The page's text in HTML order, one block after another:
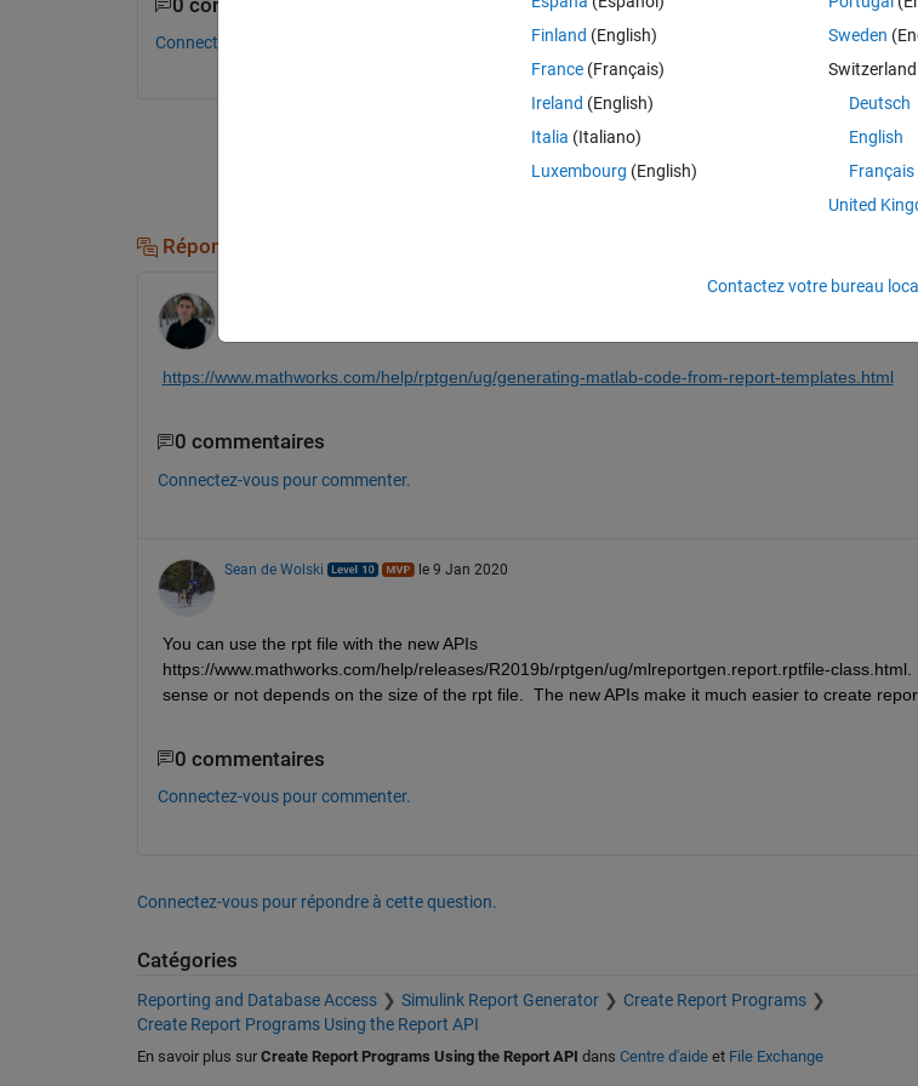
0 commentaires
Connectez-vous pour commenter.
Connectez-
Réponses (2)
https://www.mathworks.com/help/rptgen/ug/generating-matlab-code-from-report-templates.html
0 commentaires
Connectez-vous pour commenter.
Sean de Wolski le 9 Jan 2020
You can use the rpt file with the new APIs
https://www.mathworks.com/help/releases/R2019b/rptgen/ug/mlreportgen.report.rptfile-
sense or not depends on the size of the rpt file.  The new APIs make it much easier to create
0 commentaires
Connectez-vous pour commenter.
Connectez-vous pour répondre à cette question.
Catégories
Reporting and Database Access Simulink Report Generator
Create Report Programs
Create Report Programs Using the Report API
En savoir plus sur Create Report Programs Using the Report API dans Centre d'aideet File Exchange
Finland (English)
France (Français)
Ireland (English)
Italia (Italiano)
Luxembourg (English)
Sweden
Switzerland
Deutsch
English
Français
United
Contactez votre bureau local